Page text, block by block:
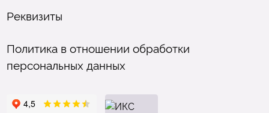
Реквизиты
Политика в отношении обработки
персональных данных